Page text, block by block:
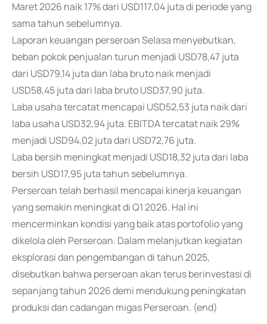
Maret 2026 naik 17% dari USD117,04 juta di periode yang
sama tahun sebelumnya.
Laporan keuangan perseroan Selasa menyebutkan,
beban pokok penjualan turun menjadi USD78,47 juta
dari USD79,14 juta dan laba bruto naik menjadi
USD58,45 juta dari laba bruto USD37,90 juta.
Laba usaha tercatat mencapai USD52,53 juta naik dari
laba usaha USD32,94 juta. EBITDA tercatat naik 29%
menjadi USD94,02 juta dari USD72,76 juta.
Laba bersih meningkat menjadi USD18,32 juta dari laba
bersih USD17,95 juta tahun sebelumnya.
Perseroan telah berhasil mencapai kinerja keuangan
yang semakin meningkat di Q1 2026. Hal ini
mencerminkan kondisi yang baik atas portofolio yang
dikelola oleh Perseroan. Dalam melanjutkan kegiatan
eksplorasi dan pengembangan di tahun 2025,
disebutkan bahwa perseroan akan terus berinvestasi di
sepanjang tahun 2026 demi mendukung peningkatan
produksi dan cadangan migas Perseroan. (end)